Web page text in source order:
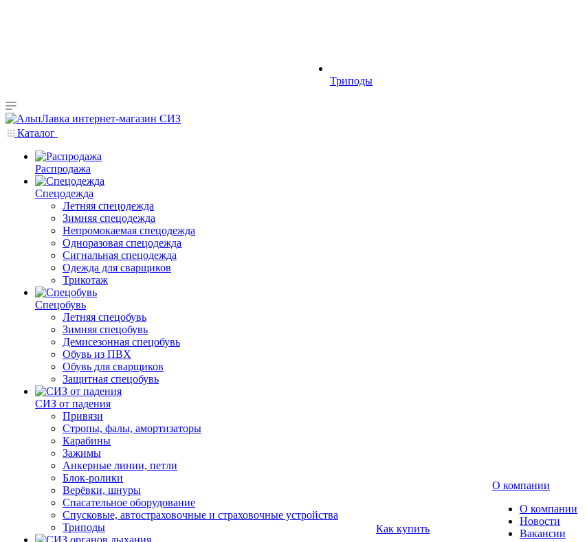
Триподы
Каталог
Распродажа
Спецодежда
Летняя спецодежда
Зимняя спецодежда
Непромокаемая спецодежда
Одноразовая спецодежда
Сигнальная спецодежда
Одежда для сварщиков
Трикотаж
Спецобувь
Летняя спецобувь
Зимняя спецобувь
Демисезонная спецобувь
Обувь из ПВХ
Обувь для сварщиков
Защитная спецобувь
СИЗ от падения
Привязи
Стропы, фалы, амортизаторы
Карабины
Зажимы
Анкерные линии, петли
Блок-ролики
Верёвки, шнуры
Спасательное оборудование
Спусковые, автостраховочные и страховочные устройства
Триподы
Как купить
О компании
О компании
Новости
Вакансии